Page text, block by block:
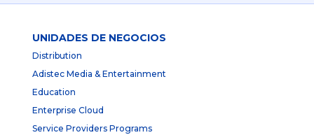
UNIDADES DE NEGOCIOS
Distribution
Adistec Media & Entertainment
Education
Enterprise Cloud
Service Providers Programs